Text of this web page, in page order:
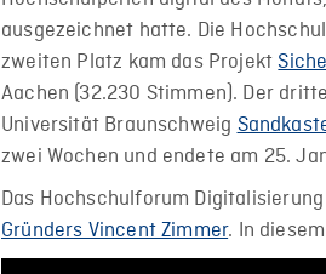
ausgezeichnet hatte. Die
zweiten Platz kam das Projekt
Aachen (32.230 Stimmen). Der
Universität Braunschweig
zwei Wochen und endete am 25.
Das Hochschulforum
Gründers Vincent Zimmer. In